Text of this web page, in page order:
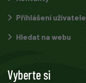
Přihlášení uživatele
Hledat na webu
Vyberte si